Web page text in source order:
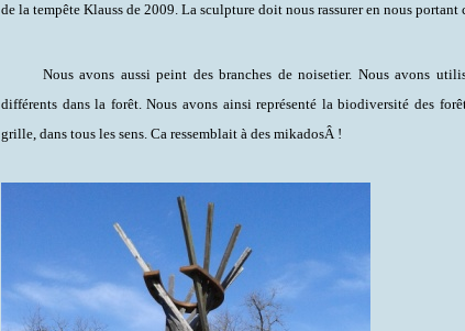
de la tempête Klauss de 2009. La sculpture doit nous rassurer en nous portant
Nous avons aussi peint des branches de noisetier. Nous avons
différents dans la forêt. Nous avons ainsi représenté la biodiversité des
grille, dans tous les sens. Ca ressemblait à des mikadosÂ !